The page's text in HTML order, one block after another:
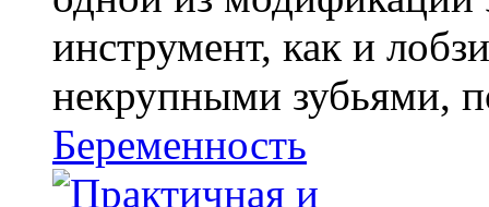
инструмент, как и
некрупными зубьями,
Беременность